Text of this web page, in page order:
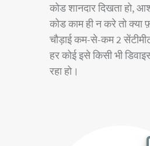
कोड शानदार दिखता हो,
कोड काम ही न करे तो क्या
चौड़ाई कम-से-कम 2
हर कोई इसे किसी भी
रहा हो।